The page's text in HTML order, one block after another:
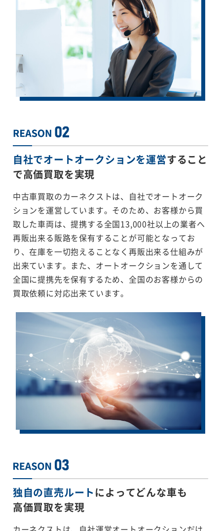
自社でオートオークションを運営すること
で高価買取を実現
中古車買取のカーネクストは、自社でオートオーク
ションを運営しています。そのため、お客様から買
取した車両は、提携する全国13,000社以上の業者へ
再販出来る販路を保有することが可能となってお
り、在庫を一切抱えることなく再販出来る仕組みが
出来ています。また、オートオークションを通して
全国に提携先を保有するため、全国のお客様からの
買取依頼に対応出来ています。
独自の直売ルートによってどんな車も
高価買取を実現